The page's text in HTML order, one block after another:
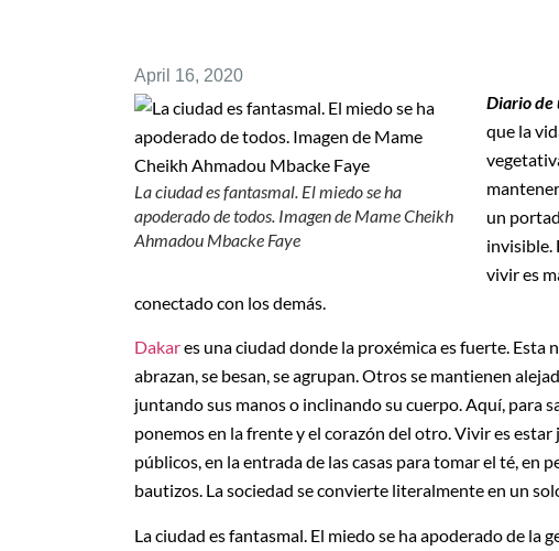
April 16, 2020
La ciudad es fantasmal. El miedo se ha
apoderado de todos. Imagen de Mame Cheikh
Ahmadou Mbacke Faye
Diario de
que la
un
invisible.
vivir es
conectado con los demás.
Dakares una ciudad donde la proxémica es fuerte. Esta
abrazan, se besan, se agrupan. Otros se mantienen
juntando sus manos o inclinando su cuerpo. Aquí, para
ponemos en la frente y el corazón del otro. Vivir es
públicos, en la entrada de las casas para tomar el té, en
bautizos. La sociedad se convierte literalmente en un
La ciudad es fantasmal. El miedo se ha apoderado de la